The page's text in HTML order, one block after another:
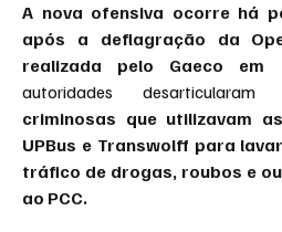
A nova ofensiva ocorre há
após a deflagração da
realizada pelo Gaeco em
autoridades desarticularam
criminosas que utilizavam
UPBus e Transwolff para
tráfico de drogas, roubos e
ao PCC.